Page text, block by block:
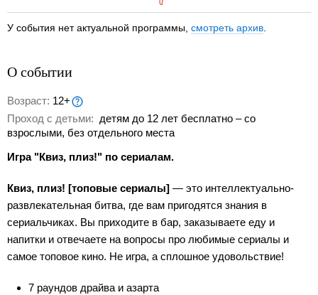
У события нет актуальной программы, смотреть архив
О событии
Возраст: 12+
Проход с детьми: детям до 12 лет бесплатно – со
взрослыми, без отдельного места
Игра "Квиз, плиз!" по сериалам.
Квиз, плиз! [топовые сериалы] — это интеллектуально-
развлекательная битва, где вам пригодятся знания в
сериальчиках. Вы приходите в бар, заказываете еду и
напитки и отвечаете на вопросы про любимые сериалы и
самое топовое кино. Не игра, а сплошное удовольствие!
7 раундов драйва и азарта